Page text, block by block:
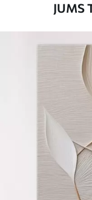
Standartas
Iš15.00€
Eco-Premium
.00
JUMS